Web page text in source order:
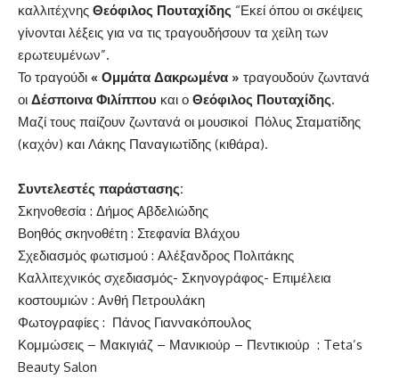
καλλιτέχνης Θεόφιλος Πουταχίδης “Εκεί όπου οι σκέψεις
γίνονται λέξεις για να τις τραγουδήσουν τα χείλη των
ερωτευμένων”.
Το τραγούδι « Ομμάτα Δακρωμένα » τραγουδούν ζωντανά
οι Δέσποινα Φιλίππου και ο Θεόφιλος Πουταχίδης.
Μαζί τους παίζουν ζωντανά οι μουσικοί Πόλυς Σταματίδης
(καχόν) και Λάκης Παναγιωτίδης (κιθάρα).
Συντελεστές παράστασης:
Σκηνοθεσία : Δήμος Αβδελιώδης
Βοηθός σκηνοθέτη : Στεφανία Βλάχου
Σχεδιασμός φωτισμού : Αλέξανδρος Πολιτάκης
Καλλιτεχνικός σχεδιασμός- Σκηνογράφος- Επιμέλεια
κοστουμιών : Ανθή Πετρουλάκη
Φωτογραφίες : Πάνος Γιαννακόπουλος
Κομμώσεις – Μακιγιάζ – Μανικιούρ – Πεντικιούρ : Teta’s
Beauty Salon